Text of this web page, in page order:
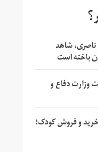
شاهد
باخته است
وزارت دفاع و
و فروش کودک؛